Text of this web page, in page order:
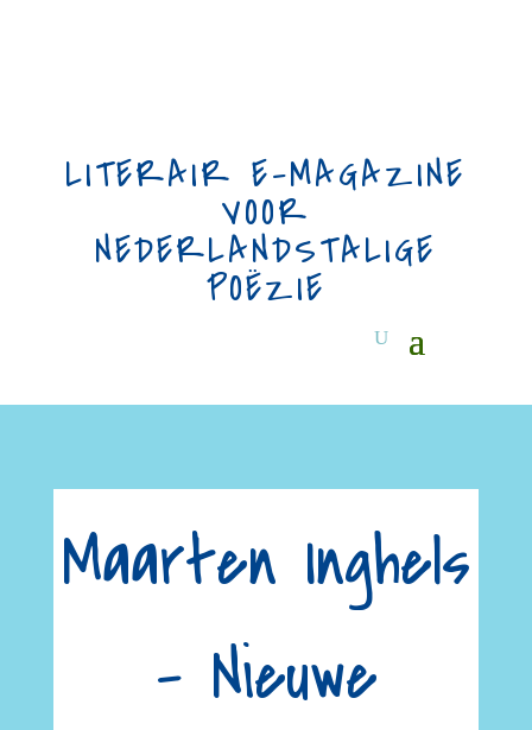
LITERAIR E-MAGAZINE
VOOR
NEDERLANDSTALIGE
POËZIE
Maarten Inghels
– Nieuwe